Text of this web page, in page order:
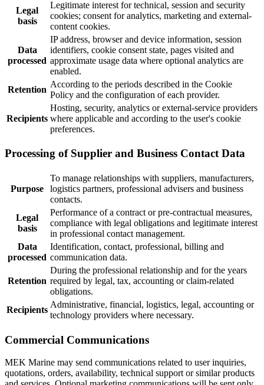
Legal
basis
Legitimate interest for technical, session and security
cookies; consent for analytics, marketing and external-
content cookies.
Data
processed
IP address, browser and device information, session
identifiers, cookie consent state, pages visited and
approximate usage data where optional analytics are
enabled.
Retention
According to the periods described in the Cookie
Policy and the configuration of each provider.
Recipients
Hosting, security, analytics or external-service providers
where applicable and according to the user's cookie
preferences.
Processing of Supplier and Business Contact Data
Purpose
To manage relationships with suppliers, manufacturers,
logistics partners, professional advisers and business
contacts.
Legal
basis
Performance of a contract or pre-contractual measures,
compliance with legal obligations and legitimate interest
in professional contact management.
Data
processed
Identification, contact, professional, billing and
communication data.
Retention
During the professional relationship and for the years
required by legal, tax, accounting or claim-related
obligations.
Recipients
Administrative, financial, logistics, legal, accounting or
technology providers where necessary.
Commercial Communications
MEK Marine may send communications related to user inquiries,
quotations, orders, availability, technical support or similar products